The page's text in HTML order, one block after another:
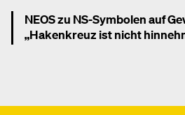
NEOS zu NS-Symbolen auf
„Hakenkreuz ist nicht